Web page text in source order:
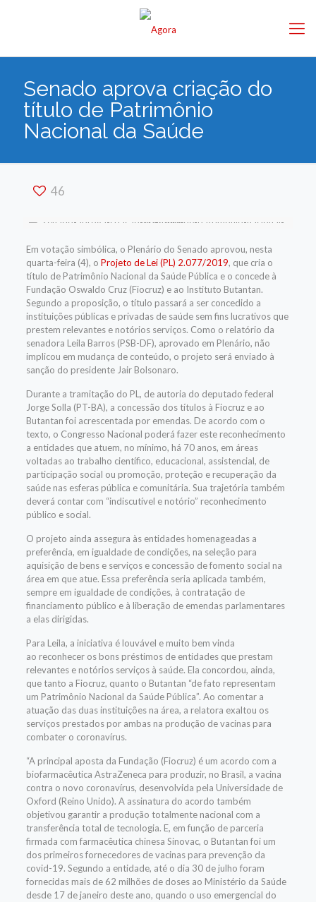
Senado aprova criação do
título de Patrimônio
Nacional da Saúde
46
Em votação simbólica, o Plenário do Senado aprovou, nesta
quarta-feira (4), o Projeto de Lei (PL) 2.077/2019, que cria o
título de Patrimônio Nacional da Saúde Pública e o concede à
Fundação Oswaldo Cruz (Fiocruz) e ao Instituto Butantan.
Segundo a proposição, o título passará a ser concedido a
instituições públicas e privadas de saúde sem fins lucrativos que
prestem relevantes e notórios serviços. Como o relatório da
senadora Leila Barros (PSB-DF), aprovado em Plenário, não
implicou em mudança de conteúdo, o projeto será enviado à
sanção do presidente Jair Bolsonaro.
Durante a tramitação do PL, de autoria do deputado federal
Jorge Solla (PT-BA), a concessão dos títulos à Fiocruz e ao
Butantan foi acrescentada por emendas. De acordo com o
texto, o Congresso Nacional poderá fazer este reconhecimento
a entidades que atuem, no mínimo, há 70 anos, em áreas
voltadas ao trabalho científico, educacional, assistencial, de
participação social ou promoção, proteção e recuperação da
saúde nas esferas pública e comunitária. Sua trajetória também
deverá contar com “indiscutível e notório” reconhecimento
público e social.
O projeto ainda assegura às entidades homenageadas a
preferência, em igualdade de condições, na seleção para
aquisição de bens e serviços e concessão de fomento social na
área em que atue. Essa preferência seria aplicada também,
sempre em igualdade de condições, à contratação de
financiamento público e à liberação de emendas parlamentares
a elas dirigidas.
Para Leila, a iniciativa é louvável e muito bem vinda
ao reconhecer os bons préstimos de entidades que prestam
relevantes e notórios serviços à saúde. Ela concordou, ainda,
que tanto a Fiocruz, quanto o Butantan “de fato representam
um Patrimônio Nacional da Saúde Pública”. Ao comentar a
atuação das duas instituições na área, a relatora exaltou os
serviços prestados por ambas na produção de vacinas para
combater o coronavírus.
“A principal aposta da Fundação (Fiocruz) é um acordo com a
biofarmacêutica AstraZeneca para produzir, no Brasil, a vacina
contra o novo coronavírus, desenvolvida pela Universidade de
Oxford (Reino Unido). A assinatura do acordo também
objetivou garantir a produção totalmente nacional com a
transferência total de tecnologia. E, em função de parceria
firmada com farmacêutica chinesa Sinovac, o Butantan foi um
dos primeiros fornecedores de vacinas para prevenção da
covid-19. Segundo a entidade, até o dia 30 de julho foram
fornecidas mais de 62 milhões de doses ao Ministério da Saúde
desde 17 de janeiro deste ano, quando o uso emergencial do